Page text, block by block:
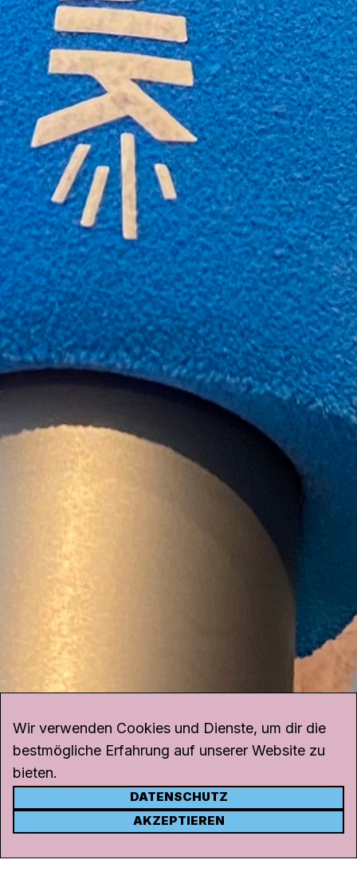
Sekunden Zeit, ab jetzt…” reagiert hat.
Ausgestrahlt am 12.10.2023
Moderation: Michel Walde
00:00 13:29
PODCAST ABONNIEREN
TuneIn
Details zum PodcastWBD'23
Nationalratswahlen
KONTAKT
Rohrerstrasse 20
Wir verwenden Cookies und Dienste, um dir die
bestmögliche Erfahrung auf unserer Website zu
bieten.
DATENSCHUTZ
AKZEPTIEREN